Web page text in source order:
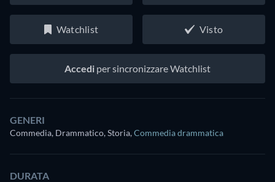
Watchlist Visto
Accedi per sincronizzare Watchlist
GENERI
Commedia, Drammatico, Storia,Commedia drammatica
DURATA